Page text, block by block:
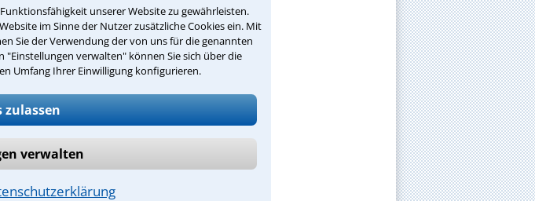
unserer Website zu gewährleisten.
im Sinne der Nutzer zusätzliche Cookies ein. Mit
Sie der Verwendung der von uns für die genannten
"Einstellungen verwalten" können Sie sich über die
Umfang Ihrer Einwilligung konfigurieren.
zulassen
verwalten
in
wandelnder
zu wissen, sollte
Kompetenz
einen
zu finden.